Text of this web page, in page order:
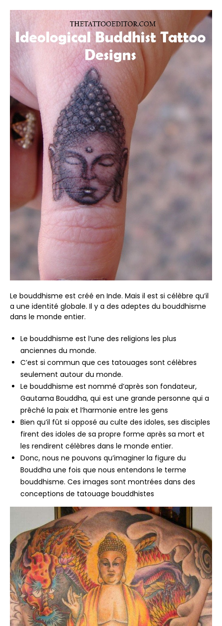
Le bouddhisme est créé en Inde. Mais il est si célèbre qu’il
a une identité globale. Il y a des adeptes du bouddhisme
dans le monde entier.
Le bouddhisme est l’une des religions les plus
anciennes du monde.
C’est si commun que ces tatouages ​​sont célèbres
seulement autour du monde.
Le bouddhisme est nommé d’après son fondateur,
Gautama Bouddha, qui est une grande personne qui a
prêché la paix et l’harmonie entre les gens
Bien qu’il fût si opposé au culte des idoles, ses disciples
firent des idoles de sa propre forme après sa mort et
les rendirent célèbres dans le monde entier.
Donc, nous ne pouvons qu’imaginer la figure du
Bouddha une fois que nous entendons le terme
bouddhisme. Ces images sont montrées dans des
conceptions de tatouage bouddhistes